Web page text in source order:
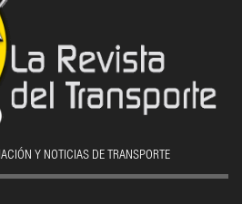
Y NOTICIAS DE TRANSPORTE